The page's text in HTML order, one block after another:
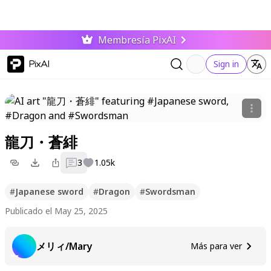
Membresía PixAI
PixAI Sign in
龍刀・蒼緋
3 1.05k
#Japanese sword #Dragon #Swordsman
Publicado el May 25, 2025
メリィ/Mary Más para ver